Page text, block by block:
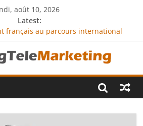
août 10, 2026
Latest:
français au parcours international
: comment l’entreprise se
?
au service de l’indépendance
éducative comme moteur de